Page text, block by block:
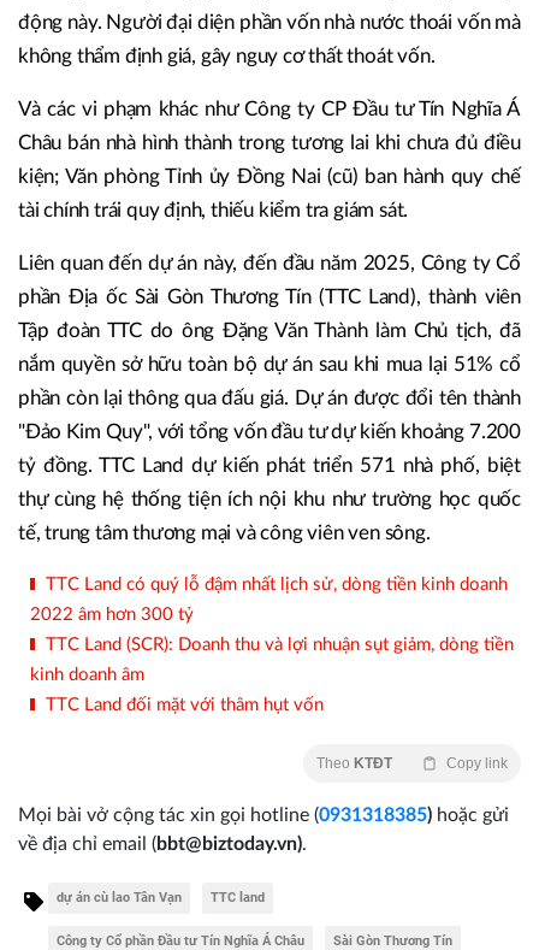
động này. Người đại diện phần vốn nhà nước thoái vốn mà
không thẩm định giá, gây nguy cơ thất thoát vốn.
Và các vi phạm khác như Công ty CP Đầu tư Tín Nghĩa Á
Châu bán nhà hình thành trong tương lai khi chưa đủ điều
kiện; Văn phòng Tỉnh ủy Đồng Nai (cũ) ban hành quy chế
tài chính trái quy định, thiếu kiểm tra giám sát.
Liên quan đến dự án này, đến đầu năm 2025, Công ty Cổ
phần Địa ốc Sài Gòn Thương Tín (TTC Land), thành viên
Tập đoàn TTC do ông Đặng Văn Thành làm Chủ tịch, đã
nắm quyền sở hữu toàn bộ dự án sau khi mua lại 51% cổ
phần còn lại thông qua đấu giá. Dự án được đổi tên thành
"Đảo Kim Quy", với tổng vốn đầu tư dự kiến khoảng 7.200
tỷ đồng. TTC Land dự kiến phát triển 571 nhà phố, biệt
thự cùng hệ thống tiện ích nội khu như trường học quốc
tế, trung tâm thương mại và công viên ven sông.
TTC Land có quý lỗ đậm nhất lịch sử, dòng tiền kinh doanh
2022 âm hơn 300 tỷ
TTC Land (SCR): Doanh thu và lợi nhuận sụt giảm, dòng tiền
kinh doanh âm
TTC Land đối mặt với thâm hụt vốn
Theo KTĐT Copy link
Mọi bài vở cộng tác xin gọi hotline (0931318385) hoặc gửi
về địa chỉ email (bbt@biztoday.vn).
dự án cù lao Tân Vạn TTC land
Công ty Cổ phần Đầu tư Tín Nghĩa Á Châu Sài Gòn Thương Tín